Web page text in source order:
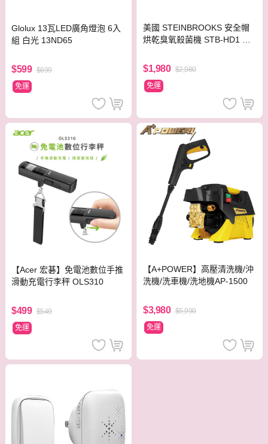
Glolux 13瓦LED廣角燈泡 6入
組 白光 13ND65
$599 $699
免運
美國 STEINBROOKS 安全帽
烘乾臭氧殺菌機 STB-HD1 一
$1,980 $2,980
免運
【Acer 宏碁】免電池數位手推
滑動充電行李秤 OLS310
$499 $549
免運
【A+POWER】高壓清洗機/沖
洗機/洗車機/洗地機AP-1500
$3,980 $5,990
免運